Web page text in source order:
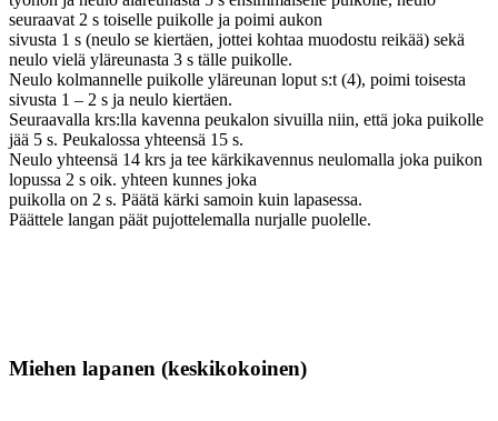
seuraavat 2 s toiselle puikolle ja poimi aukon
sivusta 1 s (neulo se kiertäen, jottei kohtaa muodostu reikää) sekä
neulo vielä yläreunasta 3 s tälle puikolle.
Neulo kolmannelle puikolle yläreunan loput s:t (4), poimi toisesta
sivusta 1 – 2 s ja neulo kiertäen.
Seuraavalla krs:lla kavenna peukalon sivuilla niin, että joka puikolle
jää 5 s. Peukalossa yhteensä 15 s.
Neulo yhteensä 14 krs ja tee kärkikavennus neulomalla joka puikon
lopussa 2 s oik. yhteen kunnes joka
puikolla on 2 s. Päätä kärki samoin kuin lapasessa.
Päättele langan päät pujottelemalla nurjalle puolelle.
Miehen lapanen (keskikokoinen)